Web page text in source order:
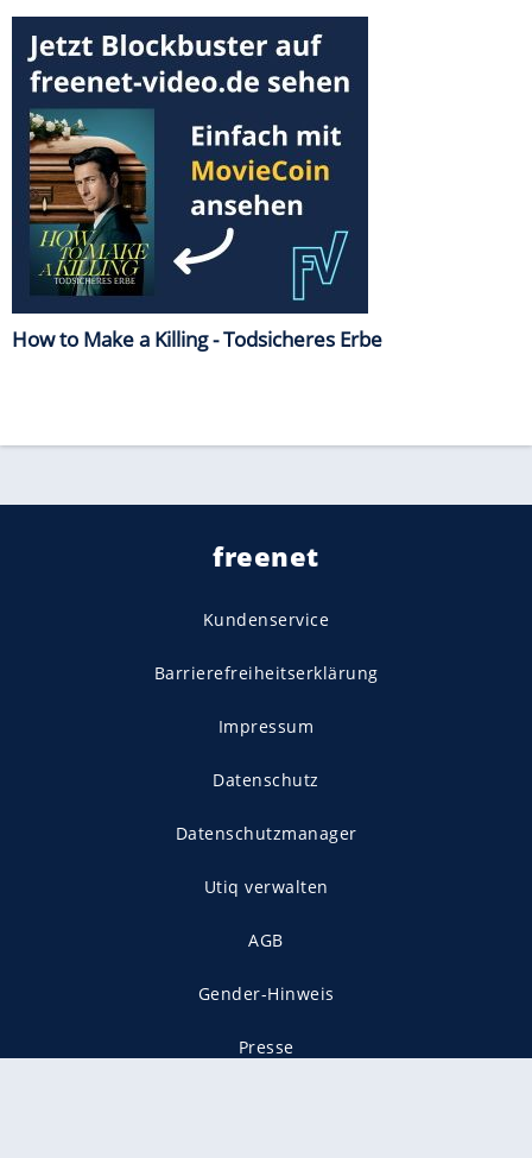
How to Make a Killing - Todsicheres Erbe
freenet
Kundenservice
Barrierefreiheitserklärung
Impressum
Datenschutz
Datenschutzmanager
Utiq verwalten
AGB
Gender-Hinweis
Presse